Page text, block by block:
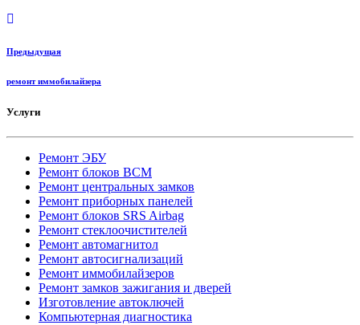
Предыдущая
ремонт иммобилайзера
Услуги
Ремонт ЭБУ
Ремонт блоков BCМ
Ремонт центральных замков
Ремонт приборных панелей
Ремонт блоков SRS Airbag
Ремонт стеклоочистителей
Ремонт автомагнитол
Ремонт автосигнализаций
Ремонт иммобилайзеров
Ремонт замков зажигания и дверей
Изготовление автоключей
Компьютерная диагностика